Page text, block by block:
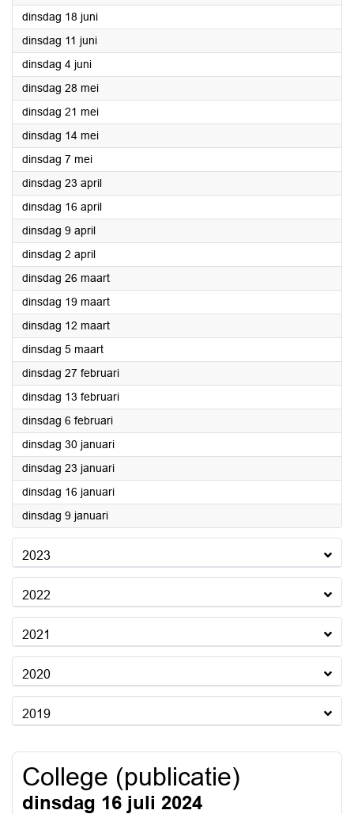
dinsdag 18 juni2024
dinsdag 11 juni2024
dinsdag 4 juni2024
dinsdag 28 mei2024
dinsdag 21 mei2024
dinsdag 14 mei2024
dinsdag 7 mei2024
dinsdag 23 april2024
dinsdag 16 april2024
dinsdag 9 april2024
dinsdag 2 april2024
dinsdag 26 maart2024
dinsdag 19 maart2024
dinsdag 12 maart2024
dinsdag 5 maart2024
dinsdag 27 februari2024
dinsdag 13 februari2024
dinsdag 6 februari2024
dinsdag 30 januari2024
dinsdag 23 januari2024
dinsdag 16 januari2024
dinsdag 9 januari2024
2023
2022
2021
2020
2019
College (publicatie)
dinsdag 16 juli 2024